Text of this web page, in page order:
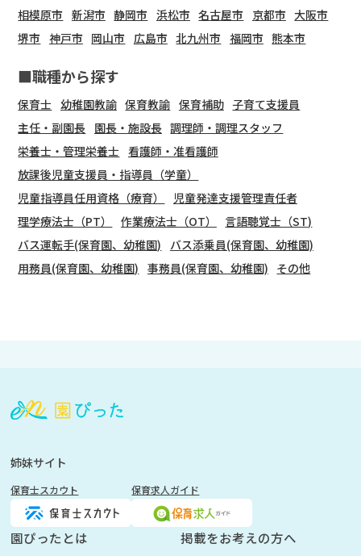
相模原市 新潟市 静岡市 浜松市 名古屋市 京都市 大阪市
堺市 神戸市 岡山市 広島市 北九州市 福岡市 熊本市
■職種から探す
保育士 幼稚園教諭 保育教諭 保育補助 子育て支援員
主任・副園長 園長・施設長 調理師・調理スタッフ
栄養士・管理栄養士 看護師・准看護師
放課後児童支援員・指導員（学童）
児童指導員任用資格（療育）
児童発達支援管理責任者
理学療法士（PT）
作業療法士（OT）
言語聴覚士（ST)
バス運転手(保育園、幼稚園)
バス添乗員(保育園、幼稚園)
用務員(保育園、幼稚園) 事務員(保育園、幼稚園) その他
登
く
姉妹サイト
保育士スカウト 保育求人ガイド
園ぴったとは 掲載をお考えの方へ